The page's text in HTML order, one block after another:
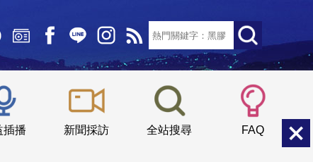
插播 新聞採訪 全站搜尋 FAQ
小 中